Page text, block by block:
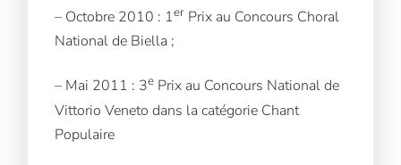
– Octobre 2010 : 1er Prix au Concours Choral
National de Biella ;
– Mai 2011 : 3e Prix au Concours National de
Vittorio Veneto dans la catégorie Chant
Populaire